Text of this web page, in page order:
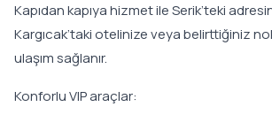
Kapıdan kapıya hizmet ile Serik’teki
Kargıcak’taki otelinize veya belirttiğiniz
ulaşım sağlanır.
Konforlu VIP araçlar: